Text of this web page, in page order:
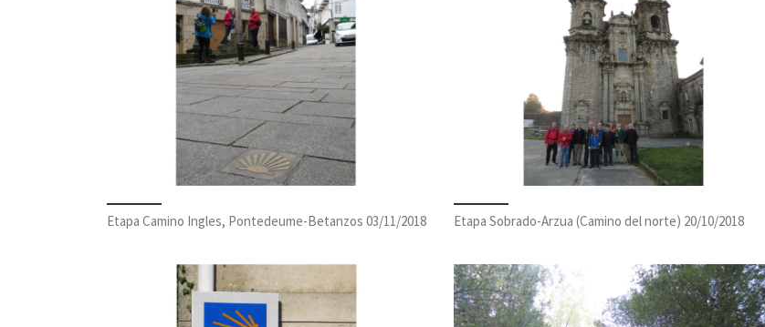
Etapa Camino Ingles, Pontedeume-Betanzos 03/11/2018 Etapa Sobrado-Arzua (Camino del norte) 20/10/2018